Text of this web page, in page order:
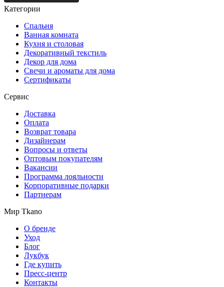
Категории
Спальня
Ванная комната
Кухня и столовая
Декоративный текстиль
Декор для дома
Свечи и ароматы для дома
Сертификаты
Сервис
Доставка
Оплата
Возврат товара
Дизайнерам
Вопросы и ответы
Оптовым покупателям
Вакансии
Программа лояльности
Корпоративные подарки
Партнерам
Мир Tkano
О бренде
Уход
Блог
Лукбук
Где купить
Пресс-центр
Контакты